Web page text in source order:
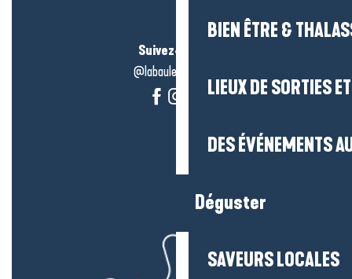
BIEN ÊTRE &
LIEUX DE SORTIES
DES ÉVÉNEMENTS
Déguster
SAVEURS LOCALES
Suivez-nous !
@labauleguérande